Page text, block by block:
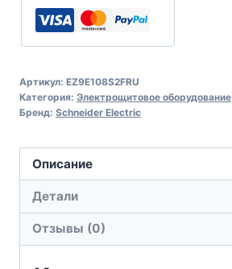
Артикул: EZ9E108S2FRU
Категория: Электрощитовое оборудование
Бренд: Schneider Electric
Описание
Детали
Отзывы (0)